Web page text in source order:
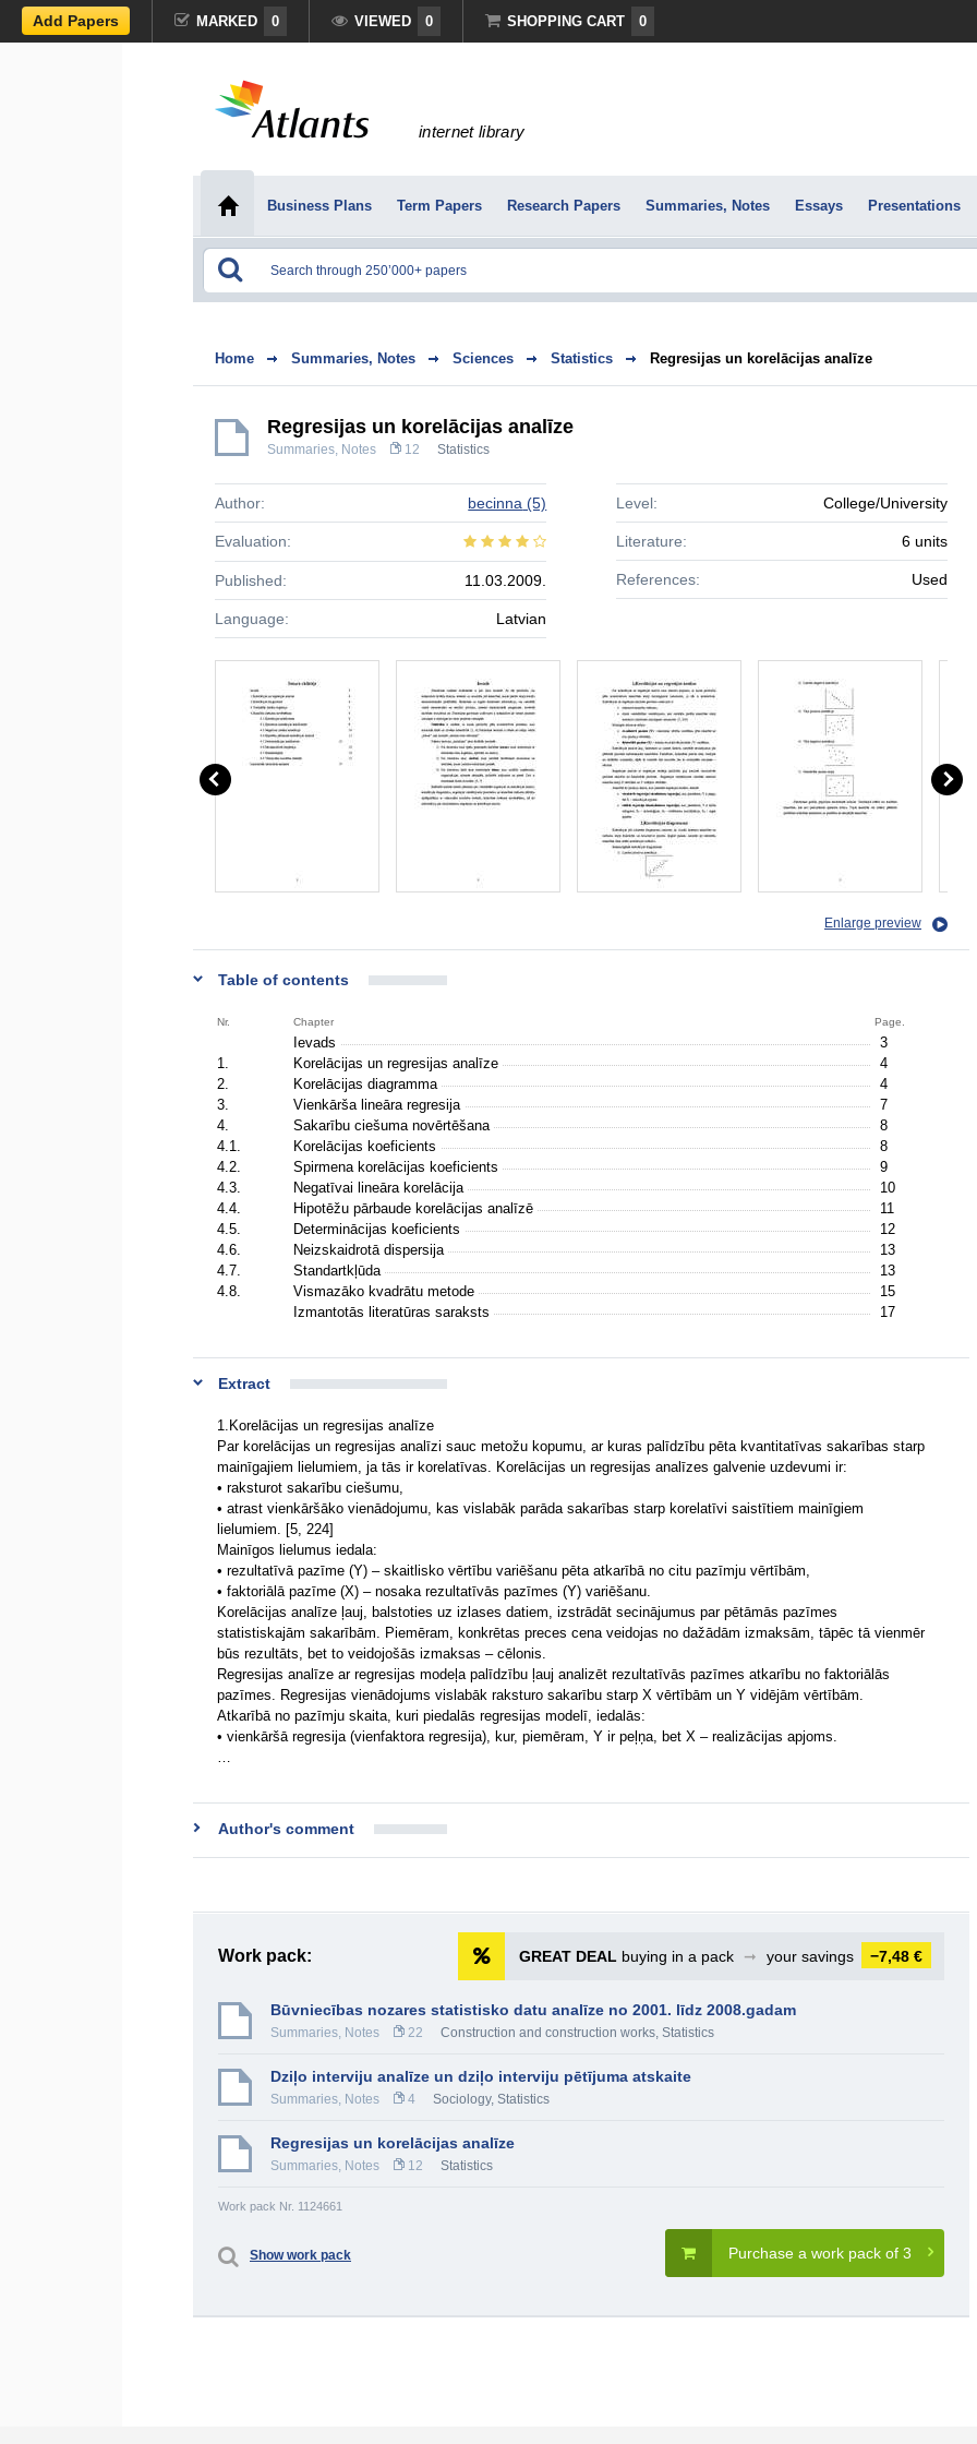
Add Papers MARKED 0 VIEWED 0 SHOPPING CART 0
internet library
Business Plans Term Papers Research Papers Summaries, Notes Essays Presentations
Home Summaries, Notes Sciences Statistics Regresijas un korelācijas analīze
Regresijas un korelācijas analīze
Summaries, Notes 12 Statistics
Author: becinna (5)
Evaluation:
Published: 11.03.2009.
Language: Latvian
Level: College/University
Literature: 6 units
References: Used
Enlarge preview
Table of contents
Nr. Chapter Page.
Ievads
3
1.
Korelācijas un regresijas analīze
4
2.
Korelācijas diagramma
4
3.
Vienkārša lineāra regresija
7
4.
Sakarību ciešuma novērtēšana
8
4.1.
Korelācijas koeficients
8
4.2.
Spirmena korelācijas koeficients
9
4.3.
Negatīvai lineāra korelācija
10
4.4.
Hipotēžu pārbaude korelācijas analīzē
11
4.5.
Determinācijas koeficients
12
4.6.
Neizskaidrotā dispersija
13
4.7.
Standartkļūda
13
4.8.
Vismazāko kvadrātu metode
15
Izmantotās literatūras saraksts
17
Extract
1.Korelācijas un regresijas analīze
Par korelācijas un regresijas analīzi sauc metožu kopumu, ar kuras palīdzību pēta kvantitatīvas sakarības starp
mainīgajiem lielumiem, ja tās ir korelatīvas. Korelācijas un regresijas analīzes galvenie uzdevumi ir:
• raksturot sakarību ciešumu,
• atrast vienkāršāko vienādojumu, kas vislabāk parāda sakarības starp korelatīvi saistītiem mainīgiem
lielumiem. [5, 224]
Mainīgos lielumus iedala:
• rezultatīvā pazīme (Y) – skaitlisko vērtību variēšanu pēta atkarībā no citu pazīmju vērtībām,
• faktoriālā pazīme (X) – nosaka rezultatīvās pazīmes (Y) variēšanu.
Korelācijas analīze ļauj, balstoties uz izlases datiem, izstrādāt secinājumus par pētāmās pazīmes
statistiskajām sakarībām. Piemēram, konkrētas preces cena veidojas no dažādām izmaksām, tāpēc tā vienmēr
būs rezultāts, bet to veidojošās izmaksas – cēlonis.
Regresijas analīze ar regresijas modeļa palīdzību ļauj analizēt rezultatīvās pazīmes atkarību no faktoriālās
pazīmes. Regresijas vienādojums vislabāk raksturo sakarību starp X vērtībām un Y vidējām vērtībām.
Atkarībā no pazīmju skaita, kuri piedalās regresijas modelī, iedalās:
• vienkāršā regresija (vienfaktora regresija), kur, piemēram, Y ir peļņa, bet X – realizācijas apjoms.
…
Author's comment
Work pack: GREAT DEAL buying in a pack ➞ your savings −7,48 €
Būvniecības nozares statistisko datu analīze no 2001. līdz 2008.gadam
Summaries, Notes 22 Construction and construction works, Statistics
Dziļo interviju analīze un dziļo interviju pētījuma atskaite
Summaries, Notes 4 Sociology, Statistics
Regresijas un korelācijas analīze
Summaries, Notes 12 Statistics
Work pack Nr. 1124661
Purchase a work pack of 3
Show work pack